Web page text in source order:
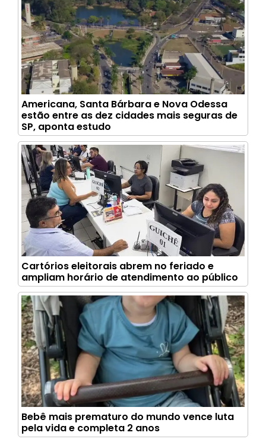
Americana, Santa Bárbara e Nova Odessa
estão entre as dez cidades mais seguras de
SP, aponta estudo
Cartórios eleitorais abrem no feriado e
ampliam horário de atendimento ao público
Bebê mais prematuro do mundo vence luta
pela vida e completa 2 anos